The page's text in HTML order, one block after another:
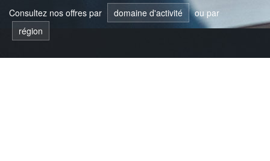
Consultez nos offres par domaine d'activité
ou par
région